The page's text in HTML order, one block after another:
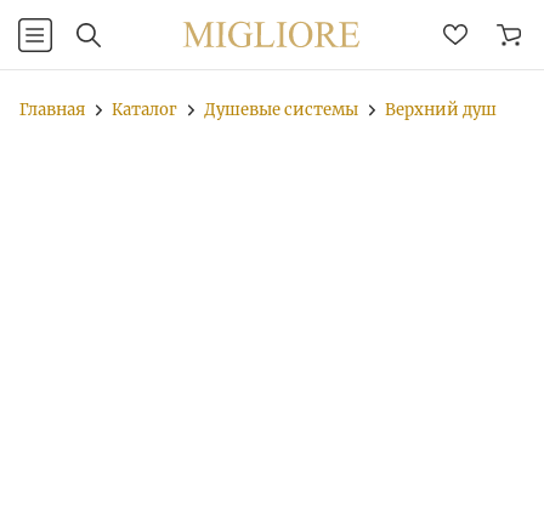
Главная Каталог Душевые системы Верхний душ